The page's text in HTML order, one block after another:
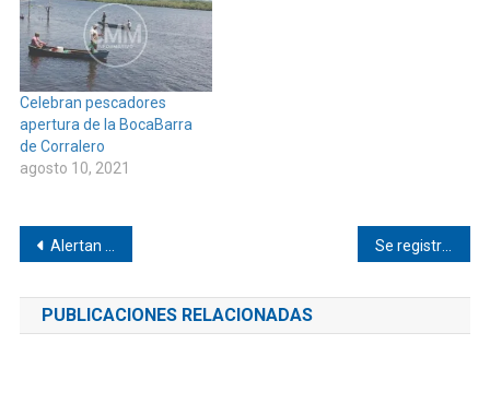
Celebran pescadores
apertura de la BocaBarra
de Corralero
agosto 10, 2021
Navegación
de
entradas
Alertan por Mar de Fondo en Pinotepa Nacional
PUBLICACIONES RELACIONADAS